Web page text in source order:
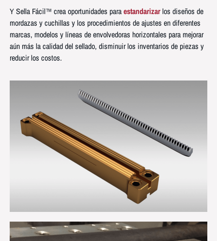
Y Sella Fácil™ crea oportunidades paraestandarizarlos diseños de
mordazas y cuchillas y los procedimientos de ajustes en diferentes
marcas, modelos y líneas de envolvedoras horizontales para mejorar
aún más la calidad del sellado, disminuir los inventarios de piezas y
reducir los costos.